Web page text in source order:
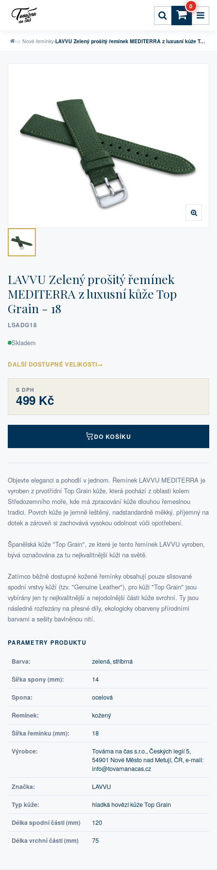
0
›☆ Nové řemínky› LAVVU Zelený prošitý řemínek MEDITERRA z luxusní kůže Top Grain - 18
LAVVU Zelený prošitý řemínek
MEDITERRA z luxusní kůže Top
Grain - 18
LSADG18
Skladem
DALŠÍ DOSTUPNÉ VELIKOSTI→
S DPH
499 Kč
DO KOŠÍKU
Objevte eleganci a pohodlí v jednom. Řemínek LAVVU MEDITERRA je
vyroben z prvotřídní Top Grain kůže, která pochází z oblasti kolem
Středozemního moře, kde má zpracování kůže dlouhou řemeslnou
tradici. Povrch kůže je jemně leštěný, nadstandardně měkký, příjemný na
dotek a zároveň si zachovává vysokou odolnost vůči opotřebení.
Španělská kůže "Top Grain", ze které je tento řemínek LAVVU vyroben,
bývá označována za tu nejkvalitnější kůži na světě.
Zatímco běžně dostupné kožené řemínky obsahují pouze slisované
spodní vrstvy kůží (tzv. "Genuine Leather"), pro kůži "Top Grain" jsou
vybírány jen ty nejkvalitnější a nejodolnější části kůže svrchní. Ty jsou
následně rozřezány na přesné díly, ekologicky obarveny přírodními
barvami a sešity bavlněnou nití.
PARAMETRY PRODUKTU
Barva: zelená, stříbrná
Šířka spony (mm): 14
Spona: ocelová
Řemínek: kožený
Šířka řemínku (mm): 18
Výrobce:
Továrna na čas s.r.o., Českých legií 5,
54901 Nové Město nad Metují, ČR, e-mail:
info@tovarnanacas.cz
Značka: LAVVU
Typ kůže: hladká hovězí kůže Top Grain
Délka spodní části (mm) 120
Délka vrchní části (mm) 75